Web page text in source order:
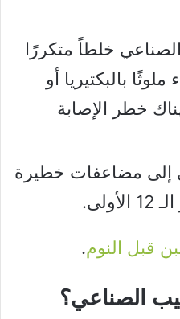
خلطاً متكررًا
ملوثًا بالبكتيريا أو
خطر الإصابة
إلى مضاعفات خطيرة
قبل النوم.
الصناعي؟